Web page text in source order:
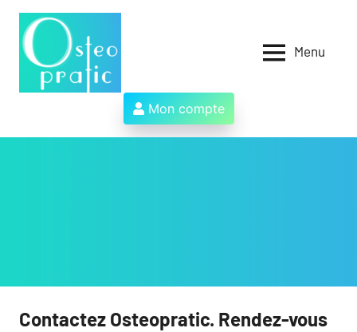
Aller
contenu
des
ostéopathes
et
Menu
Mon compte
Contactez Osteopratic. Rendez-vous